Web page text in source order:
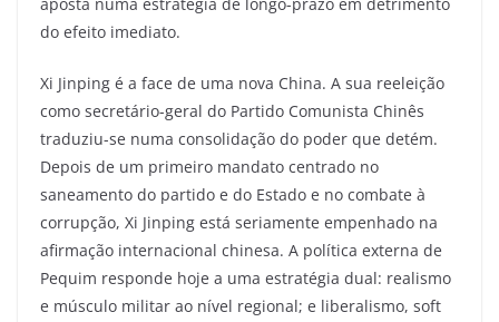
aposta numa estratégia de longo-prazo em detrimento
do efeito imediato.
Xi Jinping é a face de uma nova China. A sua reeleição
como secretário-geral do Partido Comunista Chinês
traduziu-se numa consolidação do poder que detém.
Depois de um primeiro mandato centrado no
saneamento do partido e do Estado e no combate à
corrupção, Xi Jinping está seriamente empenhado na
afirmação internacional chinesa. A política externa de
Pequim responde hoje a uma estratégia dual: realismo
e músculo militar ao nível regional; e liberalismo, soft